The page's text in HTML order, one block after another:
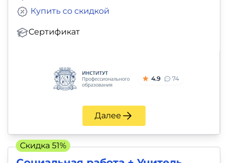
Сертификат
Купить со скидкой
4.9 74
Далее
Скидка 51%